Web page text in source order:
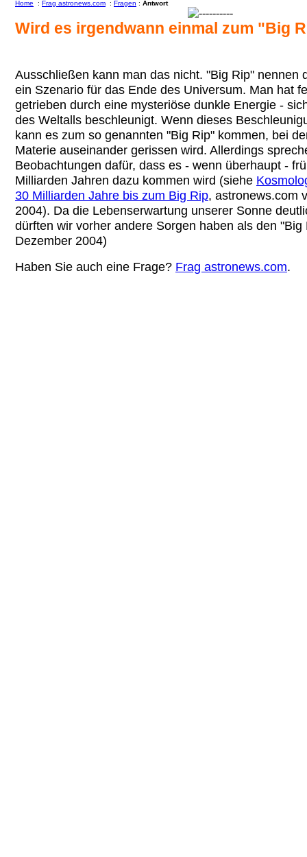
Home : Frag astronews.com : Fragen : Antwort
Wird es irgendwann einmal zum "Big
Ausschließen kann man das nicht. "Big Rip" nennen
ein Szenario für das Ende des Universum. Man hat
getrieben durch eine mysteriöse dunkle Energie -
des Weltalls beschleunigt. Wenn dieses
kann es zum so genannten "Big Rip" kommen, bei
Materie auseinander gerissen wird. Allerdings
Beobachtungen dafür, dass es - wenn überhaupt -
Milliarden Jahren dazu kommen wird (siehe
30 Milliarden Jahre bis zum Big Rip, astronews.com
2004). Da die Lebenserwartung unserer Sonne
dürften wir vorher andere Sorgen haben als den "Big
Dezember 2004)
Haben Sie auch eine Frage? Frag astronews.com.